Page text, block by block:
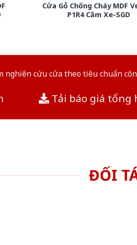
Cửa Gỗ Chống Cháy MDF
P1R4 Căm Xe-SGD
cứu cửa theo tiêu chuẩn
Tải báo giá tổng
ĐỐI